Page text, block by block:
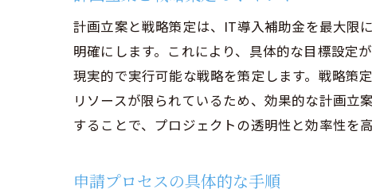
IT
効
未
経営コ
計画立案と戦略策定は、IT導入補助金を最大限
明確にします。これにより、具体的な目標設定
現実的で実行可能な戦略を策定します。戦略策
リソースが限られているため、効果的な計画立
することで、プロジェクトの透明性と効率性を高
申請プロセスの具体的な手順